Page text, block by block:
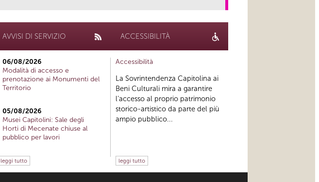
AVVISI DI SERVIZIO
06/08/2026
Modalità di accesso e
prenotazione ai Monumenti del
Territorio
05/08/2026
Musei Capitolini: Sale degli
Horti di Mecenate chiuse al
pubblico per lavori
leggi tutto
ACCESSIBILITÀ
Accessibilità
La Sovrintendenza Capitolina ai
Beni Culturali mira a garantire
l’accesso al proprio patrimonio
storico-artistico da parte del più
ampio pubblico...
leggi tutto